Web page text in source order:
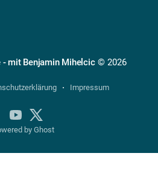
- mit Benjamin Mihelcic© 2026
Impressum
by Ghost